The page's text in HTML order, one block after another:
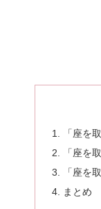
「座を
「座を
「座を
まとめ